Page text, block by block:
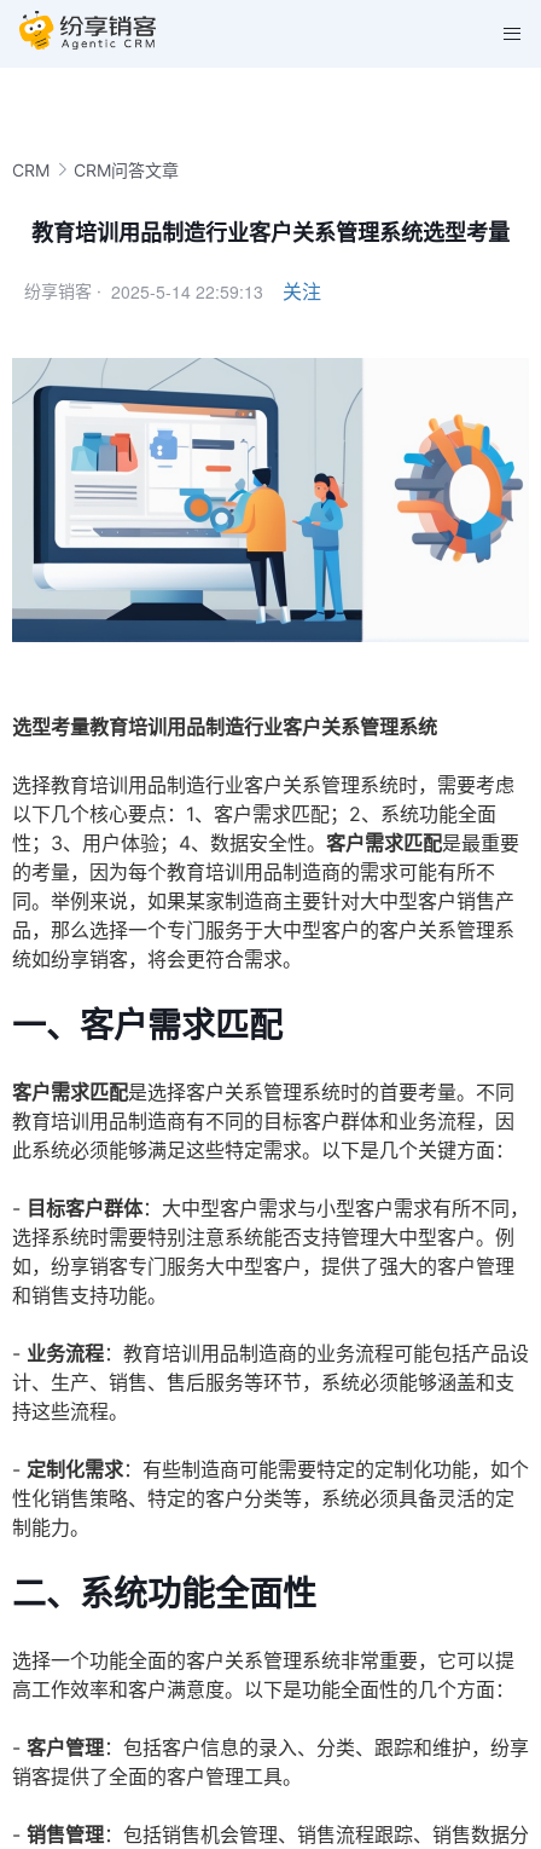
CRM CRM问答文章
教育培训用品制造行业客户关系管理系统选型考量
纷享销客 · 2025-5-14 22:59:13 关注
选型考量教育培训用品制造行业客户关系管理系统
选择教育培训用品制造行业客户关系管理系统时，需要考虑
以下几个核心要点：1、客户需求匹配；2、系统功能全面
性；3、用户体验；4、数据安全性。 客户需求匹配是最重要
的考量，因为每个教育培训用品制造商的需求可能有所不
同。举例来说，如果某家制造商主要针对大中型客户销售产
品，那么选择一个专门服务于大中型客户的客户关系管理系
统如纷享销客，将会更符合需求。
一、客户需求匹配
客户需求匹配是选择客户关系管理系统时的首要考量。不同
教育培训用品制造商有不同的目标客户群体和业务流程，因
此系统必须能够满足这些特定需求。以下是几个关键方面：
- 目标客户群体：大中型客户需求与小型客户需求有所不同，
选择系统时需要特别注意系统能否支持管理大中型客户。例
如，纷享销客专门服务大中型客户，提供了强大的客户管理
和销售支持功能。
- 业务流程：教育培训用品制造商的业务流程可能包括产品设
计、生产、销售、售后服务等环节，系统必须能够涵盖和支
持这些流程。
- 定制化需求：有些制造商可能需要特定的定制化功能，如个
性化销售策略、特定的客户分类等，系统必须具备灵活的定
制能力。
二、系统功能全面性
选择一个功能全面的客户关系管理系统非常重要，它可以提
高工作效率和客户满意度。以下是功能全面性的几个方面：
- 客户管理：包括客户信息的录入、分类、跟踪和维护，纷享
销客提供了全面的客户管理工具。
- 销售管理：包括销售机会管理、销售流程跟踪、销售数据分